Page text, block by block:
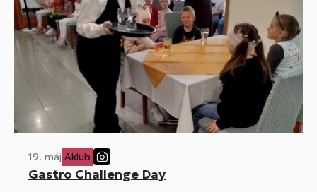
19. máj Aklub
Gastro Challenge Day